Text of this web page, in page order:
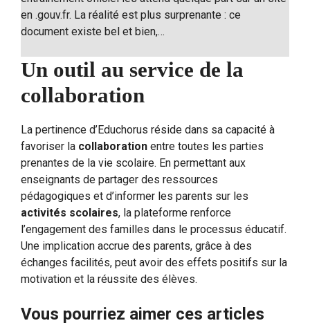
en .gouv.fr. La réalité est plus surprenante : ce
document existe bel et bien,…
Un outil au service de la
collaboration
La pertinence d’Educhorus réside dans sa capacité à
favoriser la collaboration entre toutes les parties
prenantes de la vie scolaire. En permettant aux
enseignants de partager des ressources
pédagogiques et d’informer les parents sur les
activités scolaires, la plateforme renforce
l’engagement des familles dans le processus éducatif.
Une implication accrue des parents, grâce à des
échanges facilités, peut avoir des effets positifs sur la
motivation et la réussite des élèves.
Vous pourriez aimer ces articles